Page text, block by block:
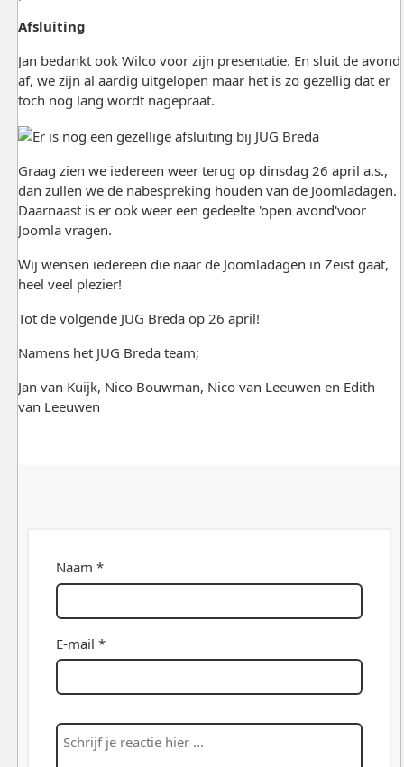
Afsluiting
Jan bedankt ook Wilco voor zijn presentatie. En sluit de avond
af, we zijn al aardig uitgelopen maar het is zo gezellig dat er
toch nog lang wordt nagepraat.
Graag zien we iedereen weer terug op dinsdag 26 april a.s.,
dan zullen we de nabespreking houden van de Joomladagen.
Daarnaast is er ook weer een gedeelte 'open avond'voor
Joomla vragen.
Wij wensen iedereen die naar de Joomladagen in Zeist gaat,
heel veel plezier!
Tot de volgende JUG Breda op 26 april!
Namens het JUG Breda team;
Jan van Kuijk, Nico Bouwman, Nico van Leeuwen en Edith
van Leeuwen
Naam *
E-mail *